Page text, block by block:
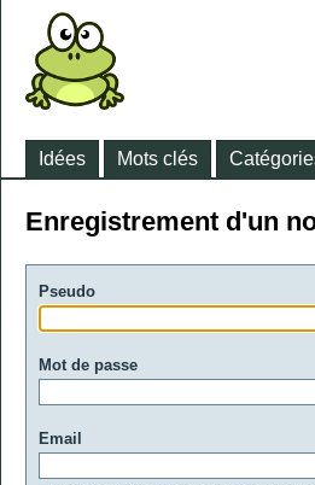
Idées Mots clés
Enregistrement d'un
Pseudo
Mot de passe
Email